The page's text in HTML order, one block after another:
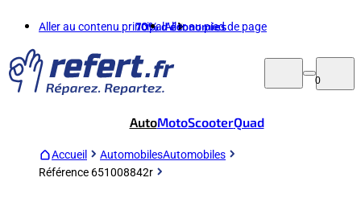
Aller au contenu principalAller au pied de page
70%d'économies
0
AutoMotoScooterQuad
Accueil AutomobilesAutomobiles
Référence 651008842r